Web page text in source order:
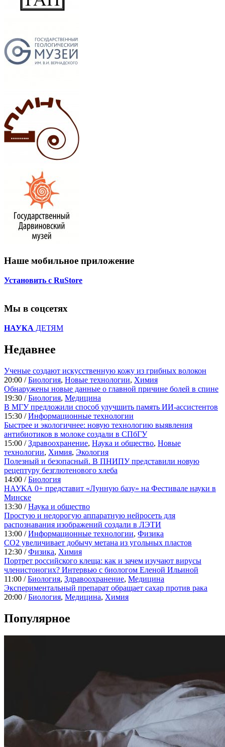
Наше мобильное приложение
Установить с RuStore
Мы в соцсетях
НАУКА ДЕТЯМ
Недавнее
Ученые создают искусственную кожу из грибных волокон
20:00 /Биология, Новые технологии, Химия
Обнаружены новые данные о главной причине болей в спине
19:30 /Биология, Медицина
В МГУ предложили способ улучшить память ИИ-ассистентов
15:30 /Информационные технологии
Быстрее и экологичнее: новую технологию выявления
антибиотиков в молоке создали в СПбГУ
15:00 /Здравоохранение, Наука и общество, Новые
технологии, Химия, Экология
Полезный и безопасный. В ПНИПУ представили новую
рецептуру безглютенового хлеба
14:00 /Биология
НАУКА 0+ представит «Лунную базу» на Фестивале науки в
Минске
13:30 /Наука и общество
Простую и недорогую аппаратную нейросеть для
распознавания изображений создали в ЛЭТИ
13:00 /Информационные технологии, Физика
CO2 увеличивает добычу метана из угольных пластов
12:30 /Физика, Химия
Портрет российского клеща: как и зачем изучают вирусы
членистоногих? Интервью с биологом Еленой Ильиной
11:00 /Биология, Здравоохранение, Медицина
Экспериментальный препарат обращает сахар против рака
20:00 /Биология, Медицина, Химия
Популярное